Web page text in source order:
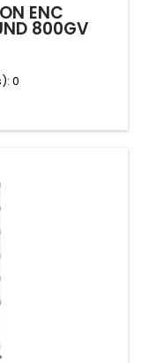
ENC
800GV
0